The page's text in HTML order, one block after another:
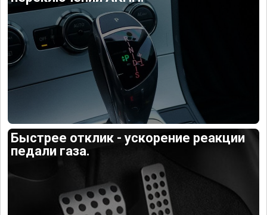
Быстрее отклик - ускорение реакции
педали газа.